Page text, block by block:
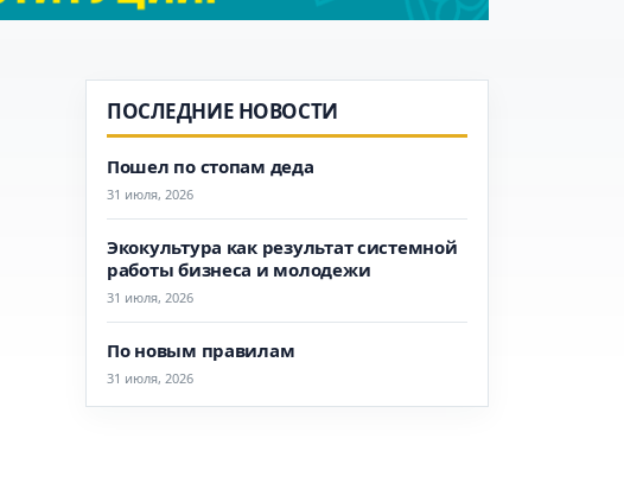
ПОСЛЕДНИЕ НОВОСТИ
Пошел по стопам деда
31 июля, 2026
Экокультура как результат системной
работы бизнеса и молодежи
31 июля, 2026
По новым правилам
31 июля, 2026